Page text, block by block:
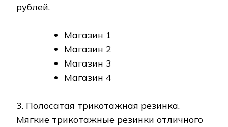
рублей.
Магазин 1
Магазин 2
Магазин 3
Магазин 4
3. Полосатая трикотажная резинка.
Мягкие трикотажные резинки отличного